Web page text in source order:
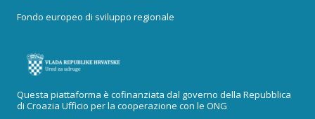
Fondo europeo di sviluppo regionale
Questa piattaforma è cofinanziata dal governo della Repubblica
di Croazia Ufficio per la cooperazione con le ONG